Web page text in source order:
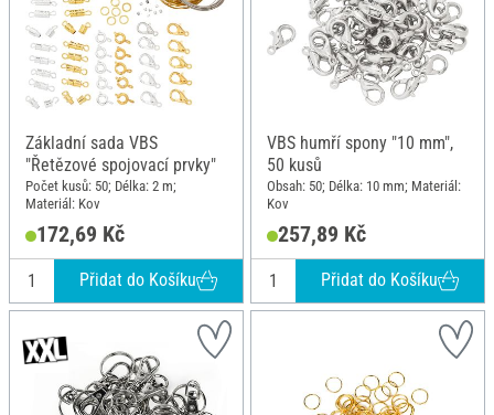
Základní sada VBS
"Řetězové spojovací prvky"
Počet kusů: 50; Délka: 2 m;
Materiál: Kov
172,69 Kč
Přidat do Košíku
VBS humří spony "10 mm",
50 kusů
Obsah: 50; Délka: 10 mm; Materiál:
Kov
257,89 Kč
Přidat do Košíku